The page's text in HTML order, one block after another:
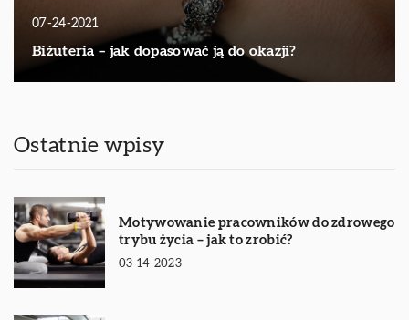
07-24-2021
Biżuteria – jak dopasować ją do okazji?
Ostatnie wpisy
Motywowanie pracowników do zdrowego
trybu życia – jak to zrobić?
03-14-2023